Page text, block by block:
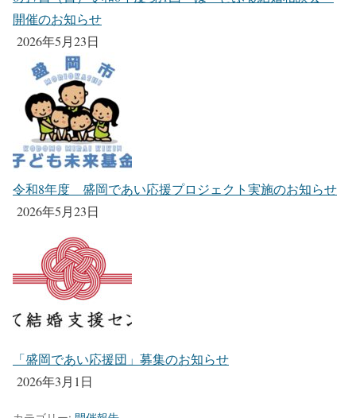
開催のお知らせ
2026年5月23日
令和8年度 盛岡であい応援プロジェクト実施のお知らせ
2026年5月23日
「盛岡であい応援団」募集のお知らせ
2026年3月1日